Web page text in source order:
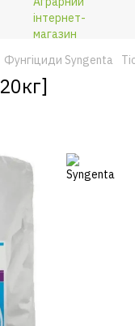
Фунгіциди Syngenta